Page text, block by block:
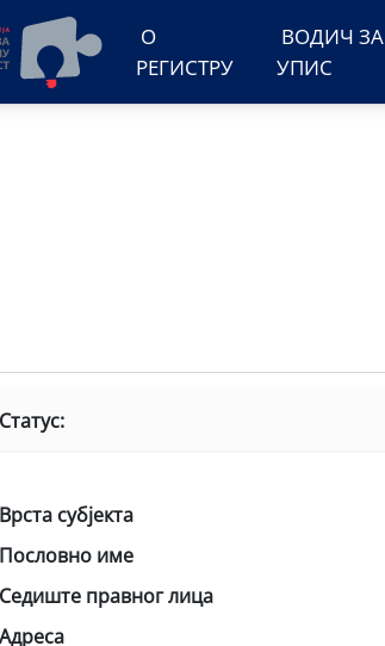
О
РЕГИСТРУ
ВОДИЧ ЗА
УПИС
Статус:
Врста субјекта
Пословно име
Седиште правног лица
Адреса